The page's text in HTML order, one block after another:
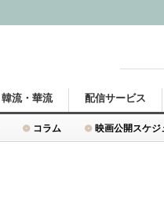
コラム 映画公開スケジ
韓流・華流 配信サービス